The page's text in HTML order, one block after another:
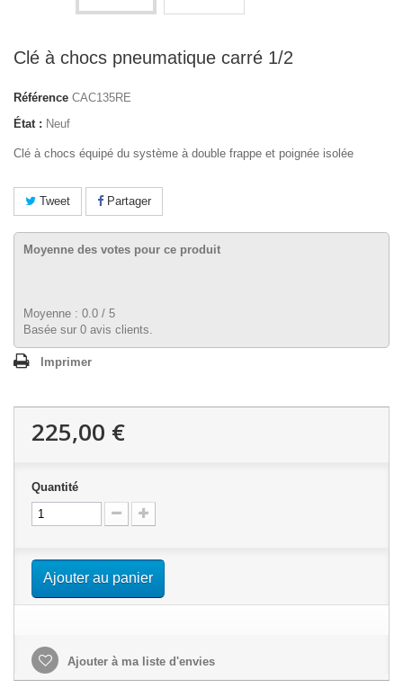
Clé à chocs pneumatique carré 1/2
Référence CAC135RE
État : Neuf
Clé à chocs équipé du système à double frappe et poignée isolée
Tweet Partager
Moyenne des votes pour ce produit
Moyenne : 0.0 / 5
Basée sur 0 avis clients.
Imprimer
225,00 €
Quantité
Ajouter au panier
Ajouter à ma liste d'envies